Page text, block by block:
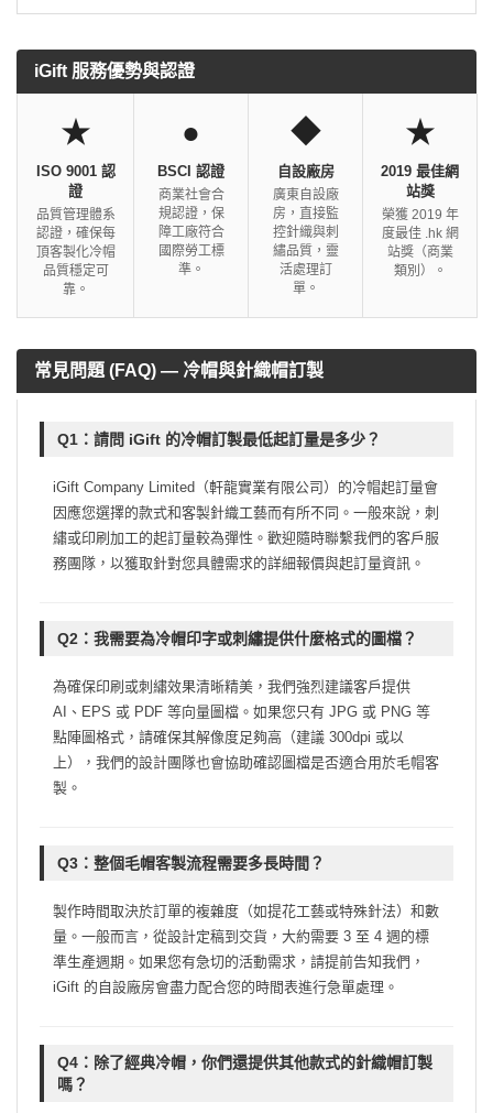
iGift 服務優勢與認證
★
ISO 9001 認
證
品質管理體系
認證，確保每
頂客製化冷帽
品質穩定可
靠。
●
BSCI 認證
商業社會合
規認證，保
障工廠符合
國際勞工標
準。
◆
自設廠房
廣東自設廠
房，直接監
控針織與刺
繡品質，靈
活處理訂
單。
★
2019 最佳網
站獎
榮獲 2019 年
度最佳 .hk 網
站獎（商業
類別）。
常見問題 (FAQ) — 冷帽與針織帽訂製
Q1：請問 iGift 的冷帽訂製最低起訂量是多少？
iGift Company Limited（軒龍實業有限公司）的冷帽起訂量會
因應您選擇的款式和客製針織工藝而有所不同。一般來說，刺
繡或印刷加工的起訂量較為彈性。歡迎隨時聯繫我們的客戶服
務團隊，以獲取針對您具體需求的詳細報價與起訂量資訊。
Q2：我需要為冷帽印字或刺繡提供什麼格式的圖檔？
為確保印刷或刺繡效果清晰精美，我們強烈建議客戶提供
AI、EPS 或 PDF 等向量圖檔。如果您只有 JPG 或 PNG 等
點陣圖格式，請確保其解像度足夠高（建議 300dpi 或以
上），我們的設計團隊也會協助確認圖檔是否適合用於毛帽客
製。
Q3：整個毛帽客製流程需要多長時間？
製作時間取決於訂單的複雜度（如提花工藝或特殊針法）和數
量。一般而言，從設計定稿到交貨，大約需要 3 至 4 週的標
準生產週期。如果您有急切的活動需求，請提前告知我們，
iGift 的自設廠房會盡力配合您的時間表進行急單處理。
Q4：除了經典冷帽，你們還提供其他款式的針織帽訂製
嗎？